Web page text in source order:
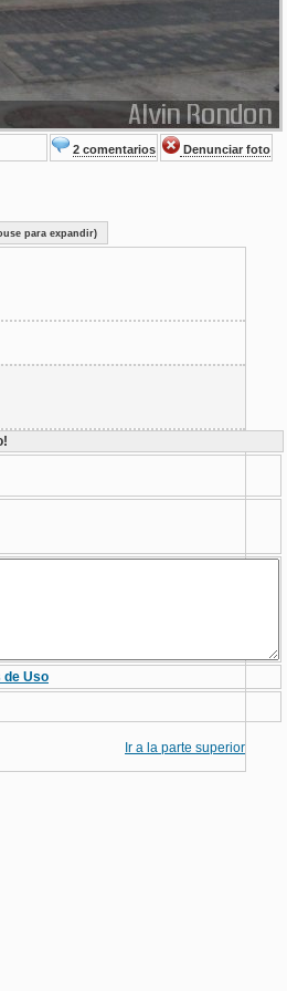
2 comentarios Denunciar foto
para expandir)
de Uso
Ir a la parte superior